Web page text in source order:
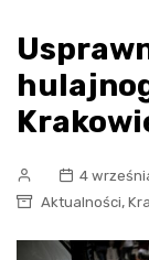
4
Aktualności,